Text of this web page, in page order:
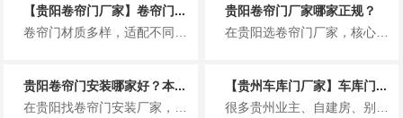
【贵阳卷帘门厂家】卷帘门...
卷帘门材质多样，适配不同场景，选对材质能提升使用寿命与使用体验。以下简洁介绍贵阳市场常见卷帘门材质，同时推荐贵州铂利金发...
贵阳卷帘门厂家哪家正规？
在贵阳选卷帘门厂家，核心是认准正规资质，避免无资质小作坊带来的质量、售后隐患。贵州铂利金发建材有限公司，是贵阳本地正规专...
贵阳卷帘门安装哪家好？本...
在贵阳找卷帘门安装厂家，很多人都怕遇到报价虚高、偷工减料、售后失联、安装不规范的问题。尤其贵阳多雨、多风、临街商铺多，卷...
【贵州车库门厂家】车库门...
很多贵州业主、自建房、别墅、小区车库在选门时，关心的就是车库门多少钱一平方。价格受材质、款式、电机、厚度、安装等影响很大...